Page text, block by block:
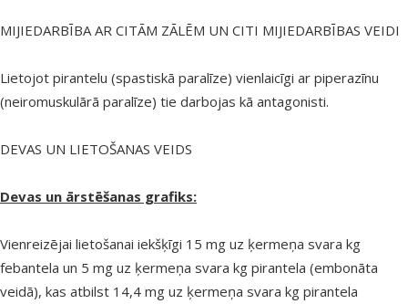
MIJIEDARBĪBA AR CITĀM ZĀLĒM UN CITI MIJIEDARBĪBAS VEIDI
Lietojot pirantelu (spastiskā paralīze) vienlaicīgi ar piperazīnu
(neiromuskulārā paralīze) tie darbojas kā antagonisti.
DEVAS UN LIETOŠANAS VEIDS
Devas un ārstēšanas grafiks:
Vienreizējai lietošanai iekšķīgi 15 mg uz ķermeņa svara kg
febantela un 5 mg uz ķermeņa svara kg pirantela (embonāta
veidā), kas atbilst 14,4 mg uz ķermeņa svara kg pirantela